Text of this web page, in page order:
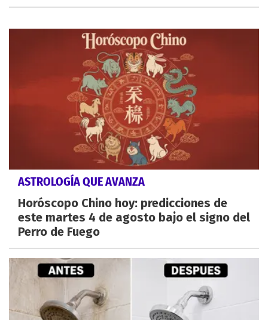
ASTROLOGÍA QUE AVANZA
Horóscopo Chino hoy: predicciones de
este martes 4 de agosto bajo el signo del
Perro de Fuego